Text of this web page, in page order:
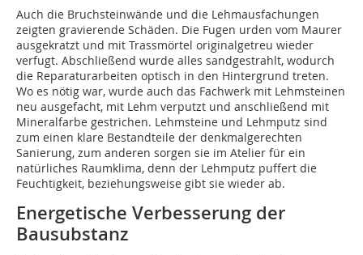
Auch die Bruchsteinwände und die Lehmausfachungen
zeigten gravierende Schäden. Die Fugen urden vom Maurer
ausgekratzt und mit Trassmörtel originalgetreu wieder
verfugt. Abschließend wurde alles sandgestrahlt, wodurch
die Reparaturarbeiten optisch in den Hintergrund treten.
Wo es nötig war, wurde auch das Fachwerk mit Lehmsteinen
neu ausgefacht, mit Lehm verputzt und anschließend mit
Mineralfarbe gestrichen. Lehmsteine und Lehmputz sind
zum einen klare Bestandteile der denkmalgerechten
Sanierung, zum anderen sorgen sie im Atelier für ein
natürliches Raumklima, denn der Lehmputz puffert die
Feuchtigkeit, beziehungsweise gibt sie wieder ab.
Energetische Verbesserung der
Bausubstanz